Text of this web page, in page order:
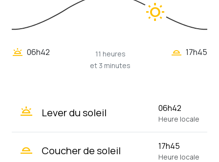
wb_sunny
wb_twilight 06h42
11 heures
et 3 minutes
wb_twilight_2 17h45
wb_twilight Lever du soleil 06h42
Heure locale
wb_twilight_2 Coucher de soleil 17h45
Heure locale